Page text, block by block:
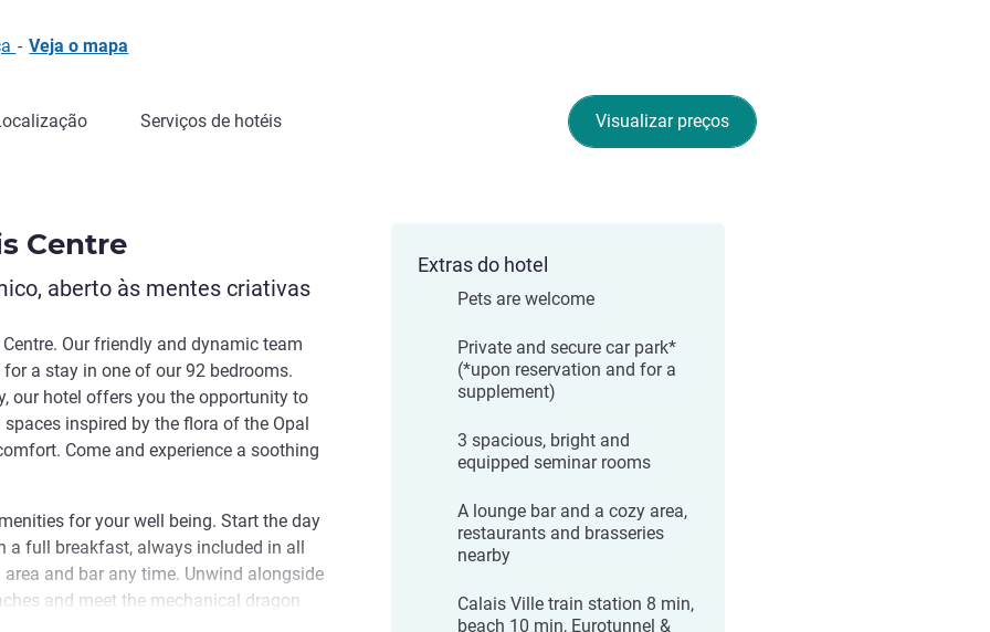
- Veja o mapa
Visualizar preços
Serviços de hotéis
Centre
aberto às mentes criativas
Our friendly and dynamic team
a stay in one of our 92 bedrooms.
our hotel offers you the opportunity to
inspired by the flora of the Opal
Come and experience a soothing
for your well being. Start the day
a full breakfast, always included in all
and bar any time. Unwind alongside
and meet the mechanical dragon
Extras do hotel
Pets are welcome
Private and secure car park*
(*upon reservation and for a
supplement)
3 spacious, bright and
equipped seminar rooms
A lounge bar and a cozy area,
restaurants and brasseries
nearby
Calais Ville train station 8 min,
beach 10 min, Eurotunnel &